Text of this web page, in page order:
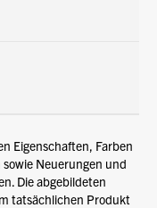
Eigenschaften, Farben
Neuerungen und
Die abgebildeten
tatsächlichen Produkt